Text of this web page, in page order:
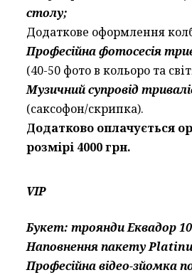
столу;
Додаткове оформлення
Професійна фотосесія
(40-50 фото в кольоро та
Музичний супровід
(саксофон/скрипка).
Додатково оплачується
розмірі 4000 грн.
VIP
Букет: троянди Еквадор
Наповнення пакету
Професійна відео-зйомка